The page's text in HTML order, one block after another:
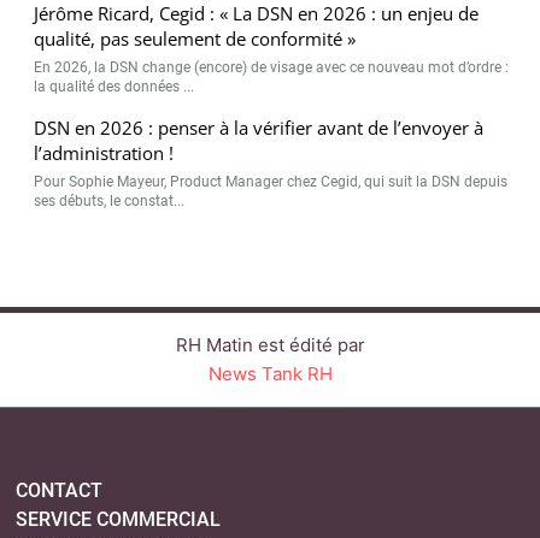
Jérôme Ricard, Cegid : « La DSN en 2026 : un enjeu de
qualité, pas seulement de conformité »
En 2026, la DSN change (encore) de visage avec ce nouveau mot d’ordre :
la qualité des données ...
DSN en 2026 : penser à la vérifier avant de l’envoyer à
l’administration !
Pour Sophie Mayeur, Product Manager chez Cegid, qui suit la DSN depuis
ses débuts, le constat...
RH Matin est édité par
News Tank RH
CONTACT
SERVICE COMMERCIAL